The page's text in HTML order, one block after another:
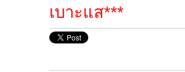
เบาะแส***